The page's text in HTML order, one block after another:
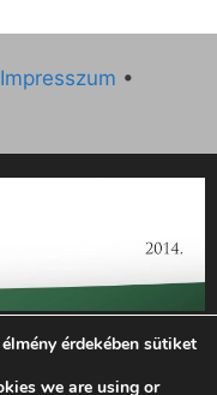
Impresszum •
évi működésének
sz. támogatási
támogatta az
érdekében sütiket
we are using or